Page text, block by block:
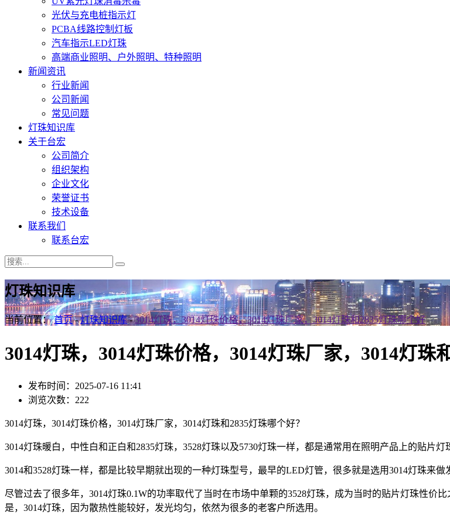
光伏与充电桩指示灯
PCBA线路控制灯板
汽车指示LED灯珠
高端商业照明、户外照明、特种照明
新闻资讯
行业新闻
公司新闻
常见问题
灯珠知识库
关于台宏
公司简介
组织架构
企业文化
荣誉证书
技术设备
联系我们
联系台宏
灯珠知识库
当前位置：首页-灯珠知识库-3014灯珠，3014灯珠价格，3014灯珠厂家，3014灯珠和2835灯珠哪个好
3014灯珠，3014灯珠价格，3014灯珠厂家，3014灯珠
发布时间：2025-07-16 11:41
浏览次数：222
3014灯珠，3014灯珠价格，3014灯珠厂家，3014灯珠和2835灯珠哪个好？
3014灯珠暖白，中性白和正白和2835灯珠，3528灯珠以及5730灯珠一样，都是通常用在照明产品上的贴片灯
3014和3528灯珠一样，都是比较早期就出现的一种灯珠型号，最早的LED灯管，很多就是选用3014灯珠来做
尽管过去了很多年，3014灯珠0.1W的功率取代了当时在市场中单颗的3528灯珠，成为当时的贴片灯珠性价
是，3014灯珠，因为散热性能较好，发光均匀，依然为很多的老客户所选用。